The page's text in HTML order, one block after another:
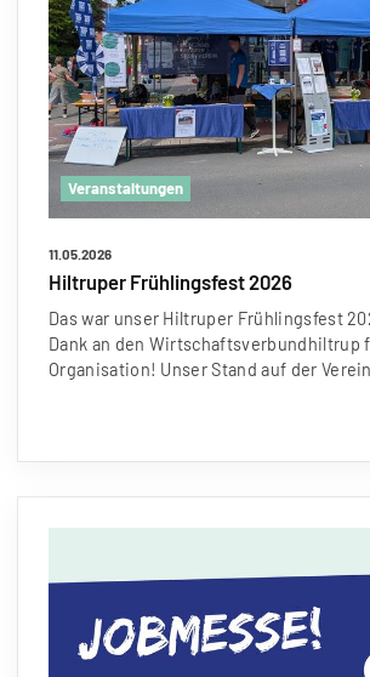
Veranstaltungen
11.05.2026
Hiltruper Frühlingsfest 2026
Das war unser Hiltruper Frühlingsfest
Dank an den Wirtschaftsverbundhiltrup
Organisation! Unser Stand auf der